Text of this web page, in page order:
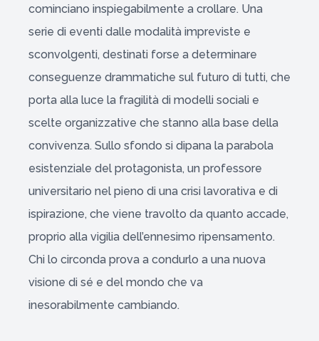
cominciano inspiegabilmente a crollare. Una
serie di eventi dalle modalità impreviste e
sconvolgenti, destinati forse a determinare
conseguenze drammatiche sul futuro di tutti, che
porta alla luce la fragilità di modelli sociali e
scelte organizzative che stanno alla base della
convivenza. Sullo sfondo si dipana la parabola
esistenziale del protagonista, un professore
universitario nel pieno di una crisi lavorativa e di
ispirazione, che viene travolto da quanto accade,
proprio alla vigilia dell’ennesimo ripensamento.
Chi lo circonda prova a condurlo a una nuova
visione di sé e del mondo che va
inesorabilmente cambiando.